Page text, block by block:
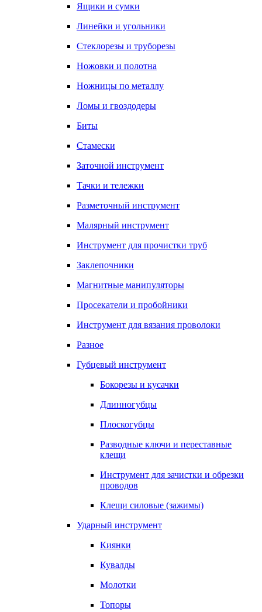
Ящики и сумки
Линейки и угольники
Стеклорезы и труборезы
Ножовки и полотна
Ножницы по металлу
Ломы и гвоздодеры
Биты
Стамески
Заточной инструмент
Тачки и тележки
Разметочный инструмент
Малярный инструмент
Инструмент для прочистки труб
Заклепочники
Магнитные манипуляторы
Просекатели и пробойники
Инструмент для вязания проволоки
Разное
Губцевый инструмент
Бокорезы и кусачки
Длинногубцы
Плоскогубцы
Разводные ключи и переставные
клещи
Инструмент для зачистки и обрезки
проводов
Клещи силовые (зажимы)
Ударный инструмент
Киянки
Кувалды
Молотки
Топоры